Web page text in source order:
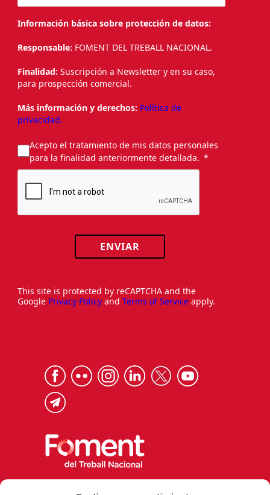
Información básica sobre protección de datos:
Responsable: FOMENT DEL TREBALL NACIONAL.
Finalidad: Suscripción a Newsletter y en su caso,
para prospección comercial.
Más información y derechos: Política de
privacidad.
Acepto el tratamiento de mis datos personales
para la finalidad anteriormente detallada.
ENVIAR
This site is protected by reCAPTCHA and the
Google Privacy Policy and Terms of Service apply.